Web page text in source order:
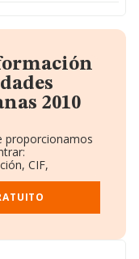
2010
proporcionamos
CIF,